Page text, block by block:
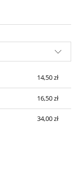
14,50 zł
16,50 zł
34,00 zł